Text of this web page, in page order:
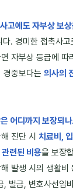
고에도 자부상 보
다. 경미한 접촉사
자부상 등급에 따
경중보다는 의사의
어디까지 보장되
진단 시 치료비,
련된 비용을 보장
발생 시의 생활비
, 벌금, 변호사선임